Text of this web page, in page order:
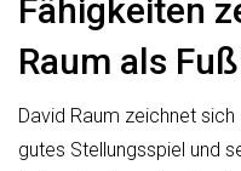
Fähigkeiten
Raum als
David Raum zeichnet
gutes Stellungsspiel und